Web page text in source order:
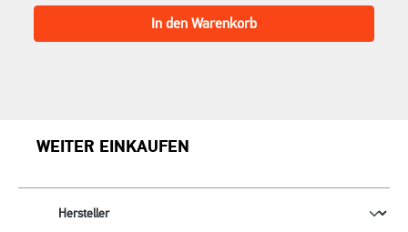
In den Warenkorb
WEITER EINKAUFEN